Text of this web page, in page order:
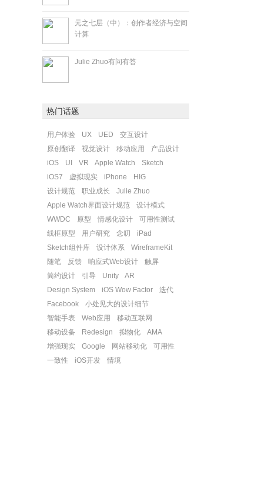
元之七层（中）：创作者经济与空间
计算
Julie Zhuo有问有答
热门话题
用户体验 UX UED
交互设计
原创翻译
视觉设计 移动应用
产品设计
iOS
UI VR Apple Watch
Sketch
iOS7
虚拟现实 iPhone
HIG
设计规范
职业成长
Julie Zhuo
Apple Watch界面设计规范
设计模式
WWDC
原型 情感化设计
可用性测试
线框原型
用户研究 念叨
iPad
Sketch组件库
设计体系
WireframeKit
随笔
反馈 响应式Web设计
触屏
简约设计
引导 Unity
AR
Design System
iOS Wow Factor
迭代
Facebook
小处见大的设计细节
智能手表
Web应用
移动互联网
移动设备
Redesign 拟物化
AMA
增强现实
Google 网站移动化
可用性
一致性
iOS开发 情境